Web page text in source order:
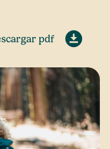
pdf